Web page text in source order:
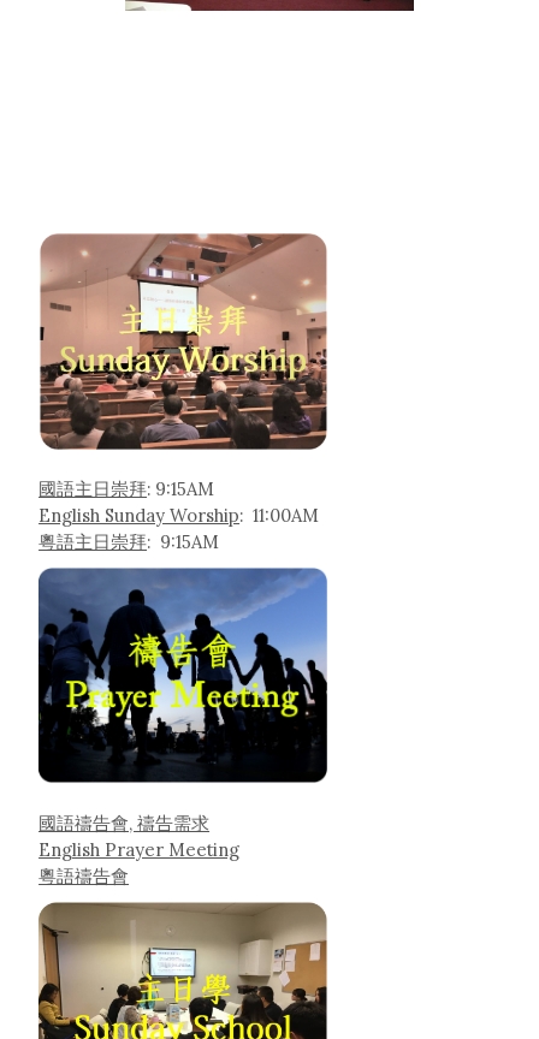
國語主日崇拜: 9:15AM
English Sunday Worship: 11:00AM
粵語主日崇拜: 9:15AM
國語禱告會, 禱告需求
English Prayer Meeting
粵語禱告會